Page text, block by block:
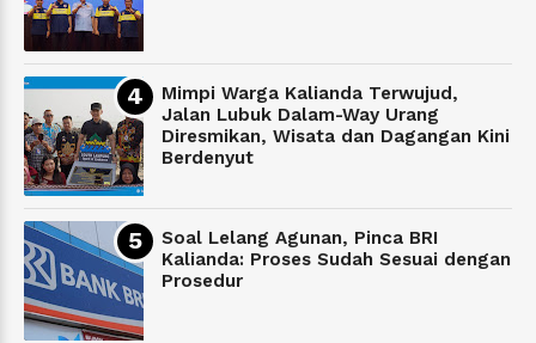
Mimpi Warga Kalianda Terwujud,
Jalan Lubuk Dalam-Way Urang
Diresmikan, Wisata dan Dagangan Kini
Berdenyut
Soal Lelang Agunan, Pinca BRI
Kalianda: Proses Sudah Sesuai dengan
Prosedur